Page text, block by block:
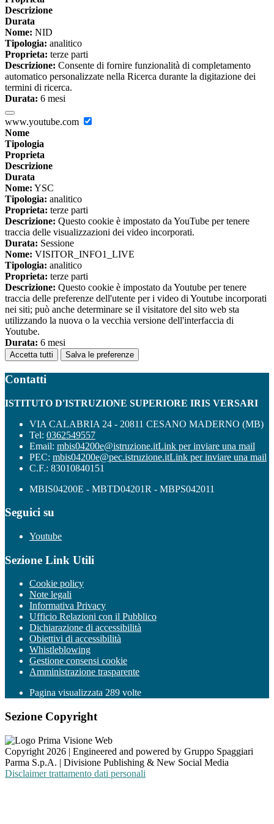
Descrizione
Durata
Nome: NID
Tipologia: analitico
Proprieta: terze parti
Descrizione: Consente di fornire funzionalità di completamento
automatico personalizzate nella Ricerca durante la digitazione dei
termini di ricerca.
Durata: 6 mesi
www.youtube.com
Nome
Tipologia
Proprieta
Descrizione
Durata
Nome: YSC
Tipologia: analitico
Proprieta: terze parti
Descrizione: Questo cookie è impostato da YouTube per tenere
traccia delle visualizzazioni dei video incorporati.
Durata: Sessione
Nome: VISITOR_INFO1_LIVE
Tipologia: analitico
Proprieta: terze parti
Descrizione: Questo cookie è impostato da Youtube per tenere
traccia delle preferenze dell'utente per i video di Youtube incorporati
nei siti; può anche determinare se il visitatore del sito web sta
utilizzando la nuova o la vecchia versione dell'interfaccia di
Youtube.
Durata: 6 mesi
Accetta tutti Salva le preferenze
Contatti
ISTITUTO D'ISTRUZIONE SUPERIORE IRIS VERSARI
VIA CALABRIA 24 - 20811 CESANO MADERNO (MB)
Tel: 0362549557
Email: mbis04200e@istruzione.itLink per inviare una mail
PEC: mbis04200e@pec.istruzione.itLink per inviare una mail
C.F.: 83010840151
MBIS04200E - MBTD04201R - MBPS042011
Seguici su
Youtube
Sezione Link Utili
Cookie policy
Note legali
Informativa Privacy
Ufficio Relazioni con il Pubblico
Dichiarazione di accessibilità
Obiettivi di accessibilità
Whistleblowing
Gestione consensi cookie
Amministrazione trasparente
Pagina visualizzata 289 volte
Sezione Copyright
Copyright 2026 | Engineered and powered by Gruppo Spaggiari
Parma S.p.A. | Divisione Publishing & New Social Media
Disclaimer trattamento dati personali